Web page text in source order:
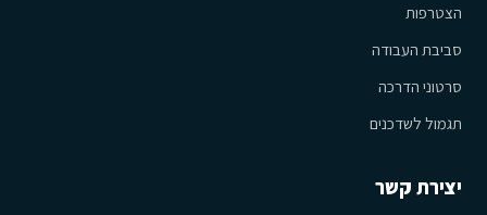
הצטרפות
סביבת העבודה
סרטוני הדרכה
תגמול לשדכנים
יצירת קשר